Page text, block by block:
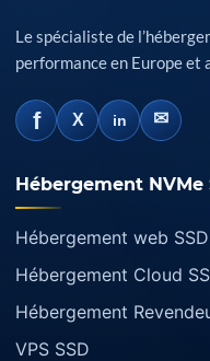
Le spécialiste de
performance en Europe et
f X in ✉
Hébergement NVMe
Hébergement web SSD
Hébergement Cloud
Hébergement
VPS SSD